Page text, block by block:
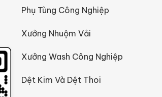
Phụ Tùng Công Nghiệp
Xưởng Nhuộm Vải
Xưởng Wash Công Nghiệp
Dệt Kim Và Dệt Thoi